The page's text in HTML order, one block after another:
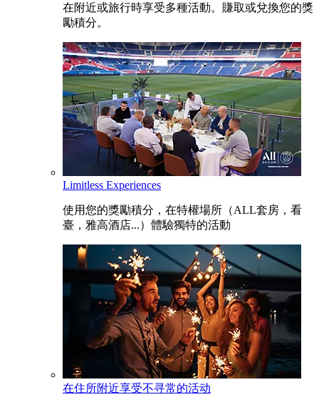
在附近或旅行時享受多種活動。賺取或兌換您的獎
勵積分。
Limitless Experiences
使用您的獎勵積分，在特權場所（ALL套房，看
臺，雅高酒店...）體驗獨特的活動
在住所附近享受不寻常的活动